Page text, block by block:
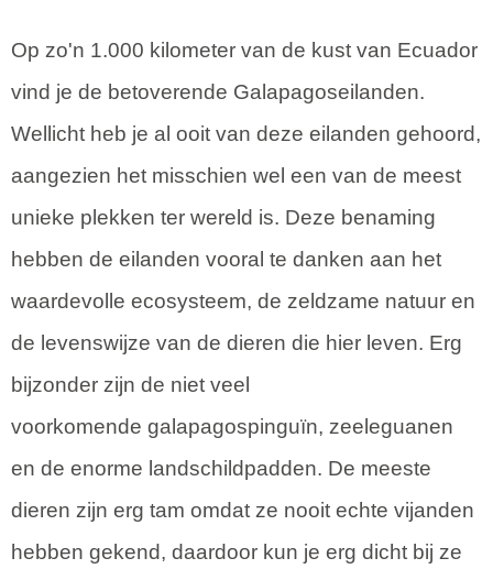
Op zo'n 1.000 kilometer van de kust van Ecuador
vind je de betoverende Galapagoseilanden.
Wellicht heb je al ooit van deze eilanden gehoord,
aangezien het misschien wel een van de meest
unieke plekken ter wereld is. Deze benaming
hebben de eilanden vooral te danken aan het
waardevolle ecosysteem, de zeldzame natuur en
de levenswijze van de dieren die hier leven. Erg
bijzonder zijn de niet veel
voorkomende galapagospinguïn, zeeleguanen
en de enorme landschildpadden. De meeste
dieren zijn erg tam omdat ze nooit echte vijanden
hebben gekend, daardoor kun je erg dicht bij ze